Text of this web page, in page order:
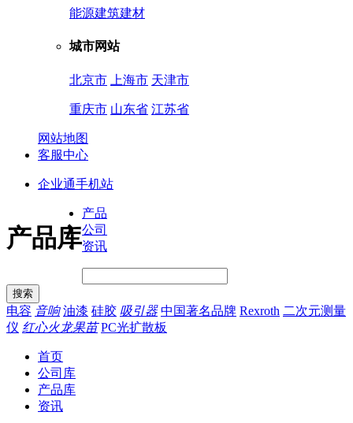
能源建筑建材
城市网站
北京市 上海市 天津市
重庆市 山东省 江苏省
网站地图
客服中心
企业通手机站
产品库
产品
公司
资讯
电容 音响 油漆 硅胶 吸引器 中国著名品牌 Rexroth 二次元测量
仪 红心火龙果苗 PC光扩散板
首页
公司库
产品库
资讯